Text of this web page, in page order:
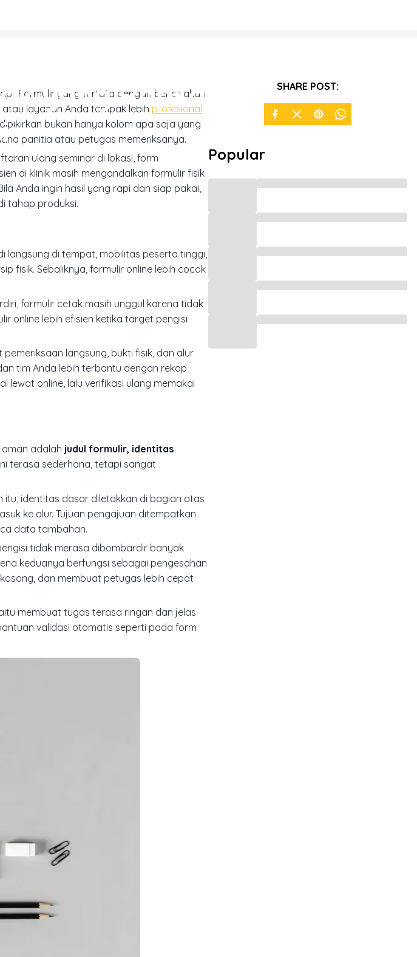
yang Rapi dan
Formulir yang tertata dengan benar akan
layanan Anda tampak lebih profesional
bukan hanya kolom apa saja yang
panitia atau petugas memeriksanya.
ulang seminar di lokasi, form
di klinik masih mengandalkan formulir fisik
Anda ingin hasil yang rapi dan siap pakai,
tahap produksi.
langsung di tempat, mobilitas peserta tinggi,
fisik. Sebaliknya, formulir online lebih cocok
formulir cetak masih unggul karena tidak
online lebih efisien ketika target pengisi
langsung, bukti fisik, dan alur
tim Anda lebih terbantu dengan rekap
lewat online, lalu verifikasi ulang memakai
adalah judul formulir, identitas
terasa sederhana, tetapi sangat
itu, identitas dasar diletakkan di bagian atas
ke alur. Tujuan pengajuan ditempatkan
data tambahan.
tidak merasa dibombardir banyak
keduanya berfungsi sebagai pengesahan
dan membuat petugas lebih cepat
membuat tugas terasa ringan dan jelas
validasi otomatis seperti pada form
SHARE POST:
Popular